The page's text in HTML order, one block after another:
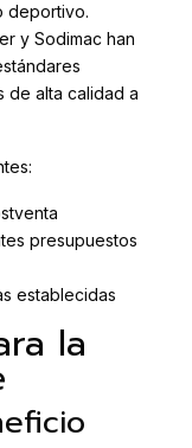
deportivo.
y Sodimac han
de alta calidad a
presupuestos
establecidas
la